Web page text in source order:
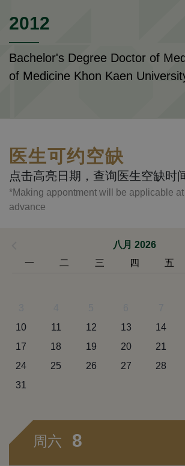
2012
Bachelor's Degree Doctor of
of Medicine Khon Kaen
医生可约空缺
点击高亮日期，查询医生空缺时
*Making appontment will be applicable
advance
八月 2026
一
二 三 四 五
10
11 12 13 14
17
18 19 20 21
24
25 26 27 28
31
周六 8